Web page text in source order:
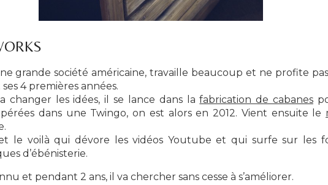
grande société américaine, travaille beaucoup et ne profite
4 premières années.
changer les idées, il se lance dans lafabrication de cabanes
dans une Twingo, on est alors en 2012. Vient ensuite le
et le voilà qui dévore les vidéos Youtube et qui surfe sur les
d’ébénisterie.
et pendant 2 ans, il va chercher sans cesse à s’améliorer.